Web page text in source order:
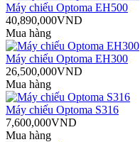
Máy chiếu Optoma EH500
40,890,000VND
Mua hàng
Máy chiếu Optoma EH300
26,500,000VND
Mua hàng
Máy chiếu Optoma S316
7,600,000VND
Mua hàng